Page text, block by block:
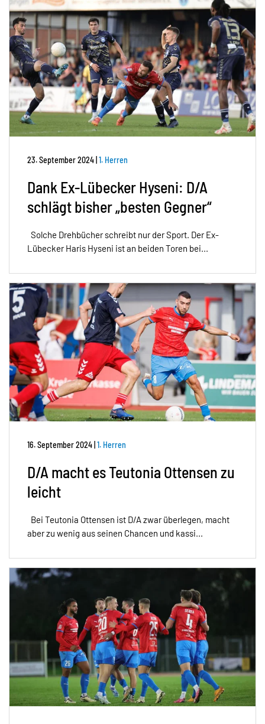
23. September 2024 1. Herren
Dank Ex-Lübecker Hyseni: D/A
schlägt bisher „besten Gegner“
Solche Drehbücher schreibt nur der Sport. Der Ex-
Lübecker Haris Hyseni ist an beiden Toren bei...
16. September 2024 1. Herren
D/A macht es Teutonia Ottensen zu
leicht
Bei Teutonia Ottensen ist D/A zwar überlegen, macht
aber zu wenig aus seinen Chancen und kassi...